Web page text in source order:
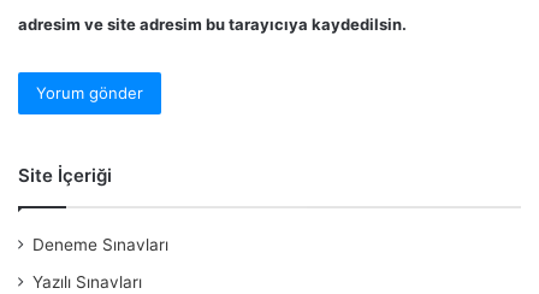
adresim ve site adresim bu tarayıcıya kaydedilsin.
Site İçeriği
Deneme Sınavları
Yazılı Sınavları